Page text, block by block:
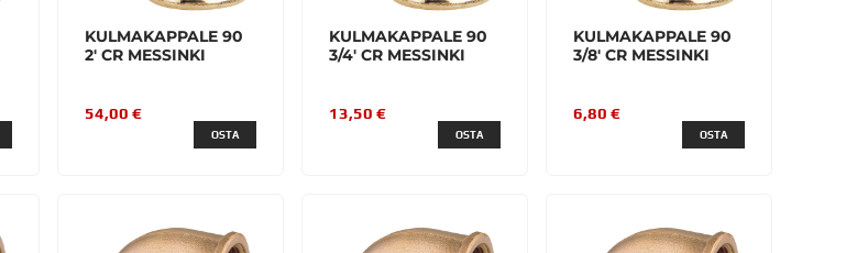
KULMAKAPPALE 90
2' CR MESSINKI
54,00 €
OSTA
KULMAKAPPALE 90
3/4' CR MESSINKI
13,50 €
OSTA
KULMAKAPPALE 90
3/8' CR MESSINKI
6,80 €
OSTA